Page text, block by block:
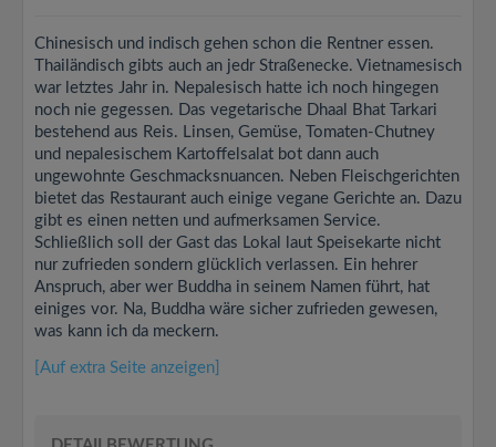
Chinesisch und indisch gehen schon die Rentner essen.
Thailändisch gibts auch an jedr Straßenecke. Vietnamesisch
war letztes Jahr in. Nepalesisch hatte ich noch hingegen
noch nie gegessen. Das vegetarische Dhaal Bhat Tarkari
bestehend aus Reis. Linsen, Gemüse, Tomaten-Chutney
und nepalesischem Kartoffelsalat bot dann auch
ungewohnte Geschmacksnuancen. Neben Fleischgerichten
bietet das Restaurant auch einige vegane Gerichte an. Dazu
gibt es einen netten und aufmerksamen Service.
Schließlich soll der Gast das Lokal laut Speisekarte nicht
nur zufrieden sondern glücklich verlassen. Ein hehrer
Anspruch, aber wer Buddha in seinem Namen führt, hat
einiges vor. Na, Buddha wäre sicher zufrieden gewesen,
was kann ich da meckern.
[Auf extra Seite anzeigen]